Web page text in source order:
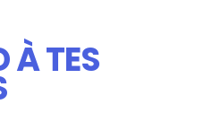
À TES